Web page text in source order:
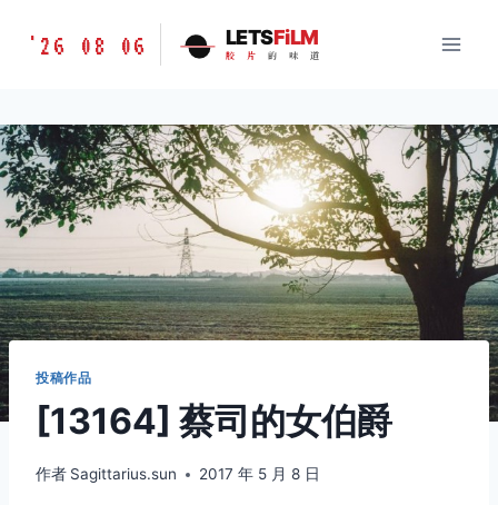
胶
味
道
LETSFILM
'26 08 06 LETSFiLM
胶 片 的 味 道
投稿作品
[13164] 蔡司的女伯爵
作者 Sagittarius.sun 2017 年 5 月 8 日